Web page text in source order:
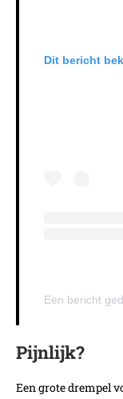
Dit bericht
Een bericht
Pijnlijk?
Een grote drempel